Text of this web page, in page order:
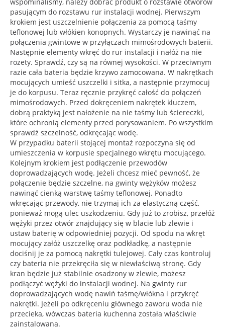
pasującym do rozstawu rur instalacji wodnej. Pierwszym
krokiem jest uszczelnienie połączenia za pomocą taśmy
teflonowej lub włókien konopnych. Wystarczy je nawinąć na
połączenia gwintowe w przyłączach mimośrodowych baterii.
Następnie elementy wkręć do rur instalacji i nałóż na nie
rozety. Sprawdź, czy są na równej wysokości. W przeciwnym
razie cała bateria będzie krzywo zamocowana. W nakrętkach
mocujących umieść uszczelki i sitka, a następnie przymocuj
je do korpusu. Teraz ręcznie przykręć całość do połączeń
mimośrodowych. Przed dokręceniem nakrętek kluczem,
dobrą praktyką jest nałożenie na nie taśmy lub ściereczki,
które ochronią elementy przed porysowaniem. Po wszystkim
sprawdź szczelność, odkręcając wodę.
W przypadku baterii stojącej montaż rozpoczyna się od
umieszczenia w korpusie specjalnego wkrętu mocującego.
Kolejnym krokiem jest podłączenie przewodów
doprowadzających wodę. Jeżeli chcesz mieć pewność, że
połączenie będzie szczelne, na gwinty wężyków możesz
nawinąć cienką warstwę taśmy teflonowej. Ponadto
wkręcając przewody, nie trzymaj ich za elastyczną część,
ponieważ mogą ulec uszkodzeniu. Gdy już to zrobisz, przełóż
wężyki przez otwór znajdujący się w blacie lub zlewie i
ustaw baterię w odpowiedniej pozycji. Od spodu na wkręt
mocujący załóż uszczelkę oraz podkładkę, a następnie
dociśnij je za pomocą nakrętki tulejowej. Cały czas kontroluj
czy bateria nie przekręciła się w niewłaściwą stronę. Gdy
kran będzie już stabilnie osadzony w zlewie, możesz
podłączyć wężyki do instalacji wodnej. Na gwinty rur
doprowadzających wodę nawiń taśmę/włókna i przykręć
nakrętki. Jeżeli po odkręceniu głównego zaworu woda nie
przecieka, wówczas bateria kuchenna została właściwie
zainstalowana.